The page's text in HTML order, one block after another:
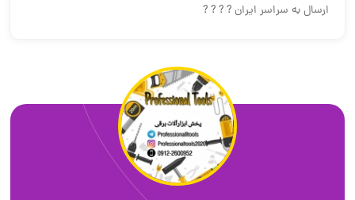
ارسال به سراسر ایران ? ? ? ?